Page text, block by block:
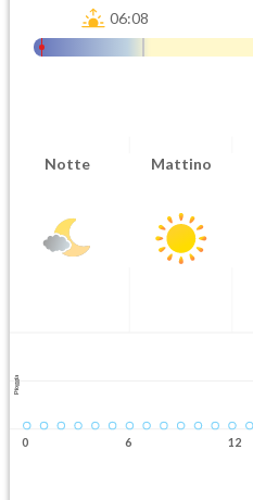
06:08
Notte Mattino
Pioggia
0 6 12